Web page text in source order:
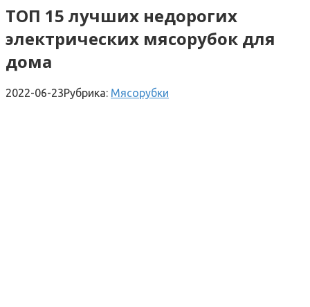
ТОП 15 лучших недорогих
электрических мясорубок для
дома
2022-06-23Рубрика: Мясорубки